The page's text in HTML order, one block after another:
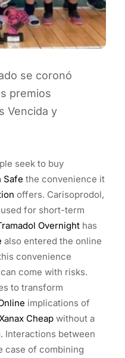
se coronó
premios
Vencida y
seek to buy
Safe the convenience it
offers. Carisoprodol,
for short-term
Overnight has
also entered the online
convenience
can come with risks.
to transform
implications of
Cheap without a
Interactions between
case of combining